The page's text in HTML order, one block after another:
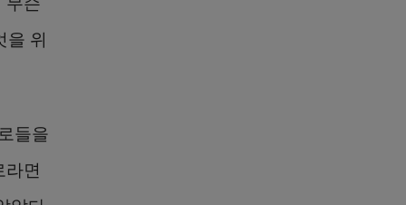
을 위
들을
면